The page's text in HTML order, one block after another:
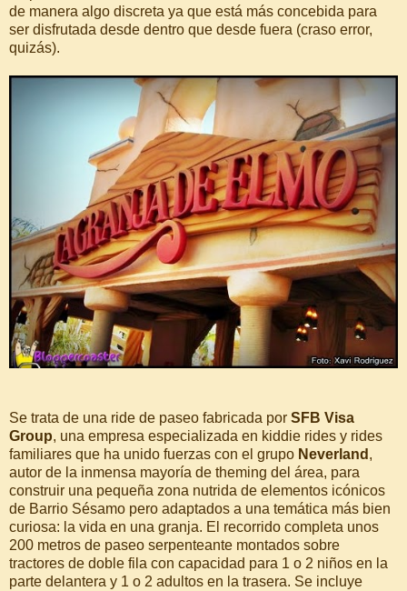
de manera algo discreta ya que está más concebida para
ser disfrutada desde dentro que desde fuera (craso error,
quizás).
Se trata de una ride de paseo fabricada por SFB Visa
Group, una empresa especializada en kiddie rides y rides
familiares que ha unido fuerzas con el grupo Neverland ,
autor de la inmensa mayoría de theming del área, para
construir una pequeña zona nutrida de elementos icónicos
de Barrio Sésamo pero adaptados a una temática más bien
curiosa: la vida en una granja. El recorrido completa unos
200 metros de paseo serpenteante montados sobre
tractores de doble fila con capacidad para 1 o 2 niños en la
parte delantera y 1 o 2 adultos en la trasera. Se incluye